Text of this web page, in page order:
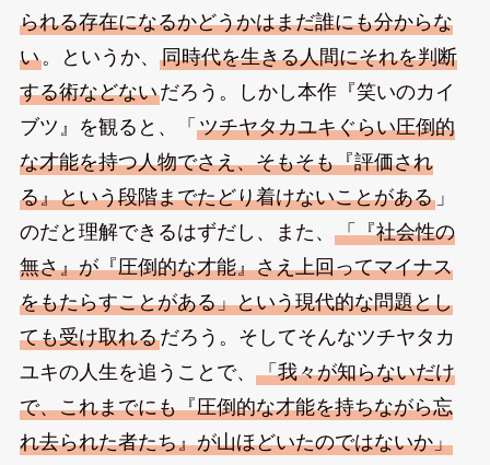
られる存在になるかどうかはまだ誰にも分からな
い。というか、 同時代を生きる人間にそれを判断
する術などないだろう。しかし本作『笑いのカイ
ブツ』を観ると、「 ツチヤタカユキぐらい圧倒的
な才能を持つ人物でさえ、そもそも『評価され
る』という段階までたどり着けないことがある」
のだと理解できるはずだし、また、 「『社会性の
無さ』が『圧倒的な才能』さえ上回ってマイナス
をもたらすことがある」という現代的な問題とし
ても受け取れるだろう。そしてそんなツチヤタカ
ユキの人生を追うことで、 「我々が知らないだけ
で、これまでにも『圧倒的な才能を持ちながら忘
れ去られた者たち』が山ほどいたのではないか」